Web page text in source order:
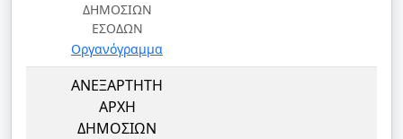
ΔΗΜΟΣΙΩΝ
ΕΣΟΔΩΝ
Οργανόγραμμα
ΑΝΕΞΑΡΤΗΤΗ
ΑΡΧΗ
ΔΗΜΟΣΙΩΝ